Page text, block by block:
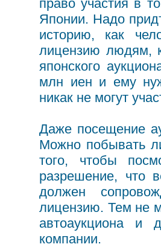
право участия в
Японии. Надо
историю, как
лицензию людям,
японского
млн иен и ему
никак не могут
Даже посещение
Можно побывать
того, чтобы
разрешение, что
должен
лицензию. Тем не
автоаукциона и
компании.